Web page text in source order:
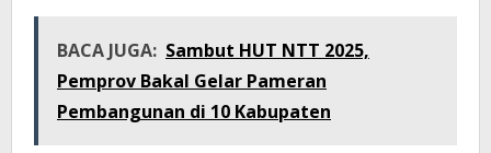
BACA JUGA: Sambut HUT NTT 2025,
Pemprov Bakal Gelar Pameran
Pembangunan di 10 Kabupaten